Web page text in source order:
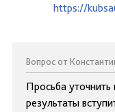
https://
Вопрос от
Просьба
результаты